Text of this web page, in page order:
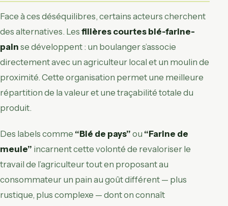
Face à ces déséquilibres, certains acteurs cherchent
des alternatives. Les filières courtes blé-farine-
pain se développent : un boulanger s’associe
directement avec un agriculteur local et un moulin de
proximité. Cette organisation permet une meilleure
répartition de la valeur et une traçabilité totale du
produit.
Des labels comme “Blé de pays” ou “Farine de
meule” incarnent cette volonté de revaloriser le
travail de l’agriculteur tout en proposant au
consommateur un pain au goût différent — plus
rustique, plus complexe — dont on connaît